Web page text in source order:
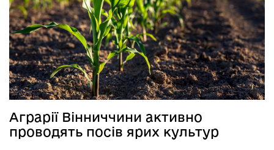
Аграрії Вінниччини активно
проводять посів ярих культур